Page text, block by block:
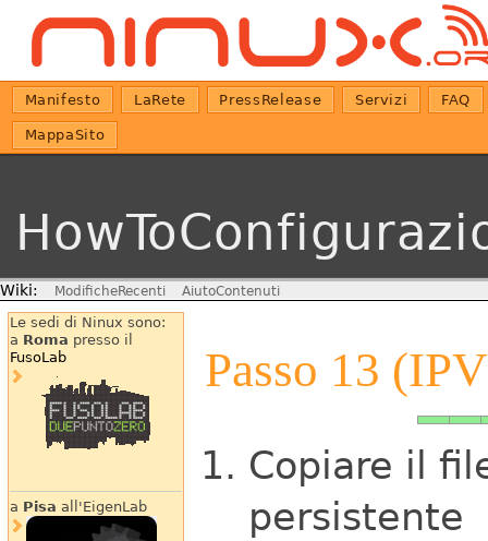
Manifesto LaRete PressRelease Servizi FAQ
MappaSito
Wiki: ModificheRecenti AiutoContenuti
Le sedi di Ninux sono:
a Roma presso il
FusoLab
a Pisa all'EigenLab
Passo 13
Copiare il
persistente